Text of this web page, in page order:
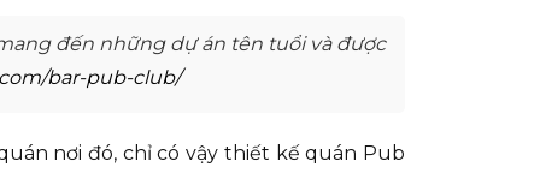
đến những dự án tên tuổi và được
bar-pub-club/
nơi đó, chỉ có vậy thiết kế quán Pub